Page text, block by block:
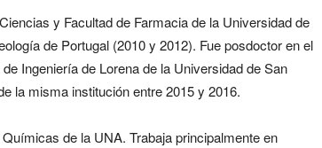
y Facultad de Farmacia de la Universidad de
de Portugal (2010 y 2012). Fue posdoctor en el
Ingeniería de Lorena de la Universidad de San
la misma institución entre 2015 y 2016.
de la UNA. Trabaja principalmente en